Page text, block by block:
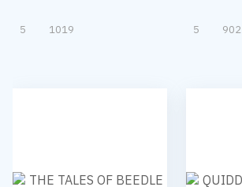
5 1019 5 902